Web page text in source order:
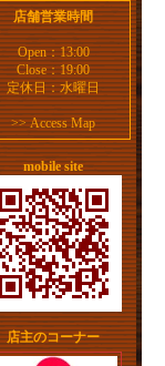
店舗営業時間
Open：13:00
Close：19:00
定休日：水曜日
>>Access Map
mobile site
店主のコーナー